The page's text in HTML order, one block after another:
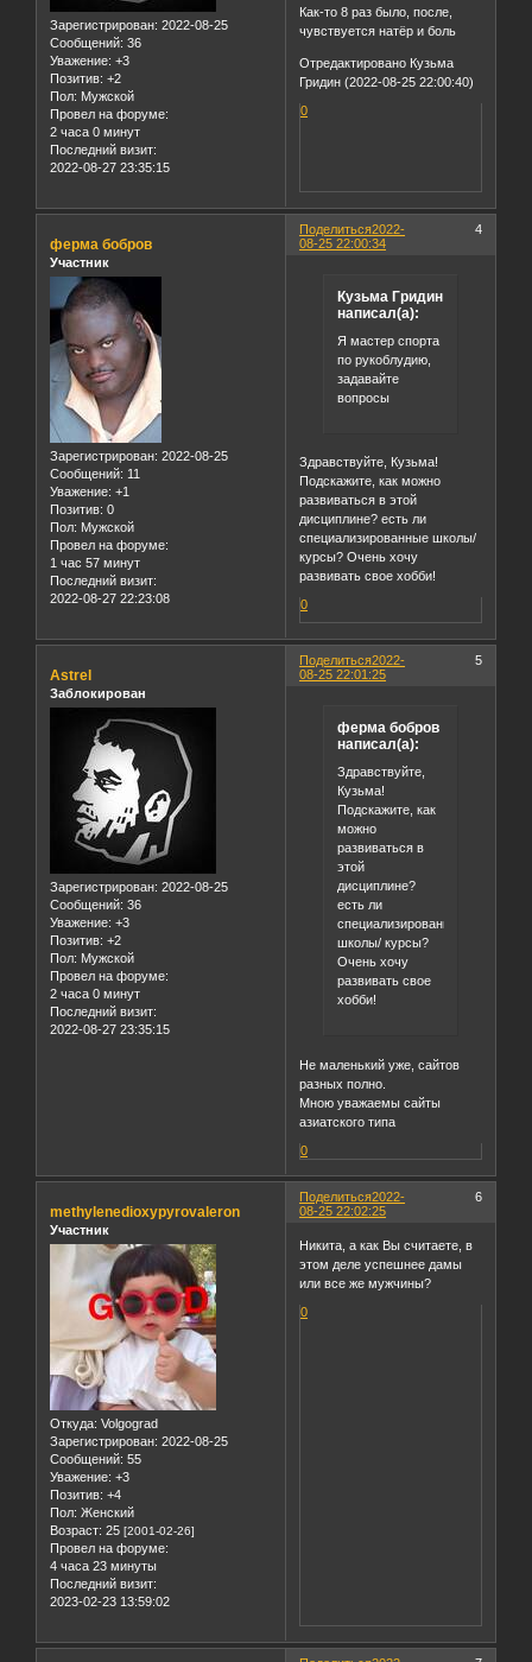
Зарегистрирован: 2022-08-25
Сообщений: 36
Уважение: +3
Позитив: +2
Пол: Мужской
Провел на форуме:
2 часа 0 минут
Последний визит:
2022-08-27 23:35:15
Как-то 8 раз было, после,
чувствуется натёр и боль
Отредактировано Кузьма
Гридин (2022-08-25 22:00:40)
0
Поделиться 4
2022-
08-25 22:00:34
ферма бобров
Участник
Зарегистрирован: 2022-08-25
Сообщений: 11
Уважение: +1
Позитив: 0
Пол: Мужской
Провел на форуме:
1 час 57 минут
Последний визит:
2022-08-27 22:23:08
Кузьма Гридин
написал(а):
Я мастер спорта
по рукоблудию,
задавайте
вопросы
Здравствуйте, Кузьма!
Подскажите, как можно
развиваться в этой
дисциплине? есть ли
специализированные школы/
курсы? Очень хочу
развивать свое хобби!
0
Поделиться 5
2022-
08-25 22:01:25
Astrel
Заблокирован
Зарегистрирован: 2022-08-25
Сообщений: 36
Уважение: +3
Позитив: +2
Пол: Мужской
Провел на форуме:
2 часа 0 минут
Последний визит:
2022-08-27 23:35:15
ферма бобров
написал(а):
Здравствуйте,
Кузьма!
Подскажите, как
можно
развиваться в
этой
дисциплине?
есть ли
специализированные
школы/ курсы?
Очень хочу
развивать свое
хобби!
Не маленький уже, сайтов
разных полно.
Мною уважаемы сайты
азиатского типа
0
Поделиться 6
2022-
08-25 22:02:25
methylenedioxypyrovaleron
Участник
Откуда: Volgograd
Зарегистрирован: 2022-08-25
Сообщений: 55
Уважение: +3
Позитив: +4
Пол: Женский
Возраст: 25 [2001-02-26]
Провел на форуме:
4 часа 23 минуты
Последний визит:
2023-02-23 13:59:02
Никита, а как Вы считаете, в
этом деле успешнее дамы
или все же мужчины?
0